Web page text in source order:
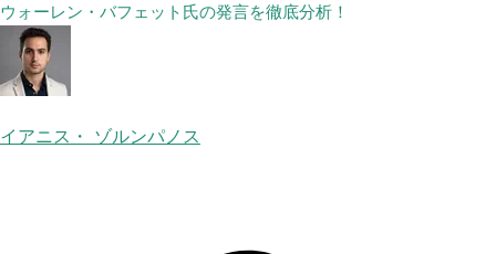
ウォーレン・バフェット氏の発言を徹底分析！
イアニス・ ゾルンパノス